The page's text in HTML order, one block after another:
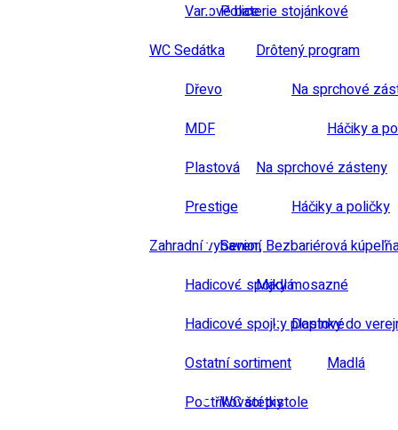
Vanové baterie stojánkové
WC Sedátka
Dřevo
MDF
Plastová
Prestige
Zahradní vybavení
Hadicové spojky mosazné
Hadicové spojky plastové
Ostatní sortiment
Postřikovací pistole
Police
Drôtený program
Na sprchové
Háčiky a
Na sprchové zásteny
Háčiky a poličky
Senior, Bezbariérová
Madlá
Doplnky do
Madlá
WC štetky